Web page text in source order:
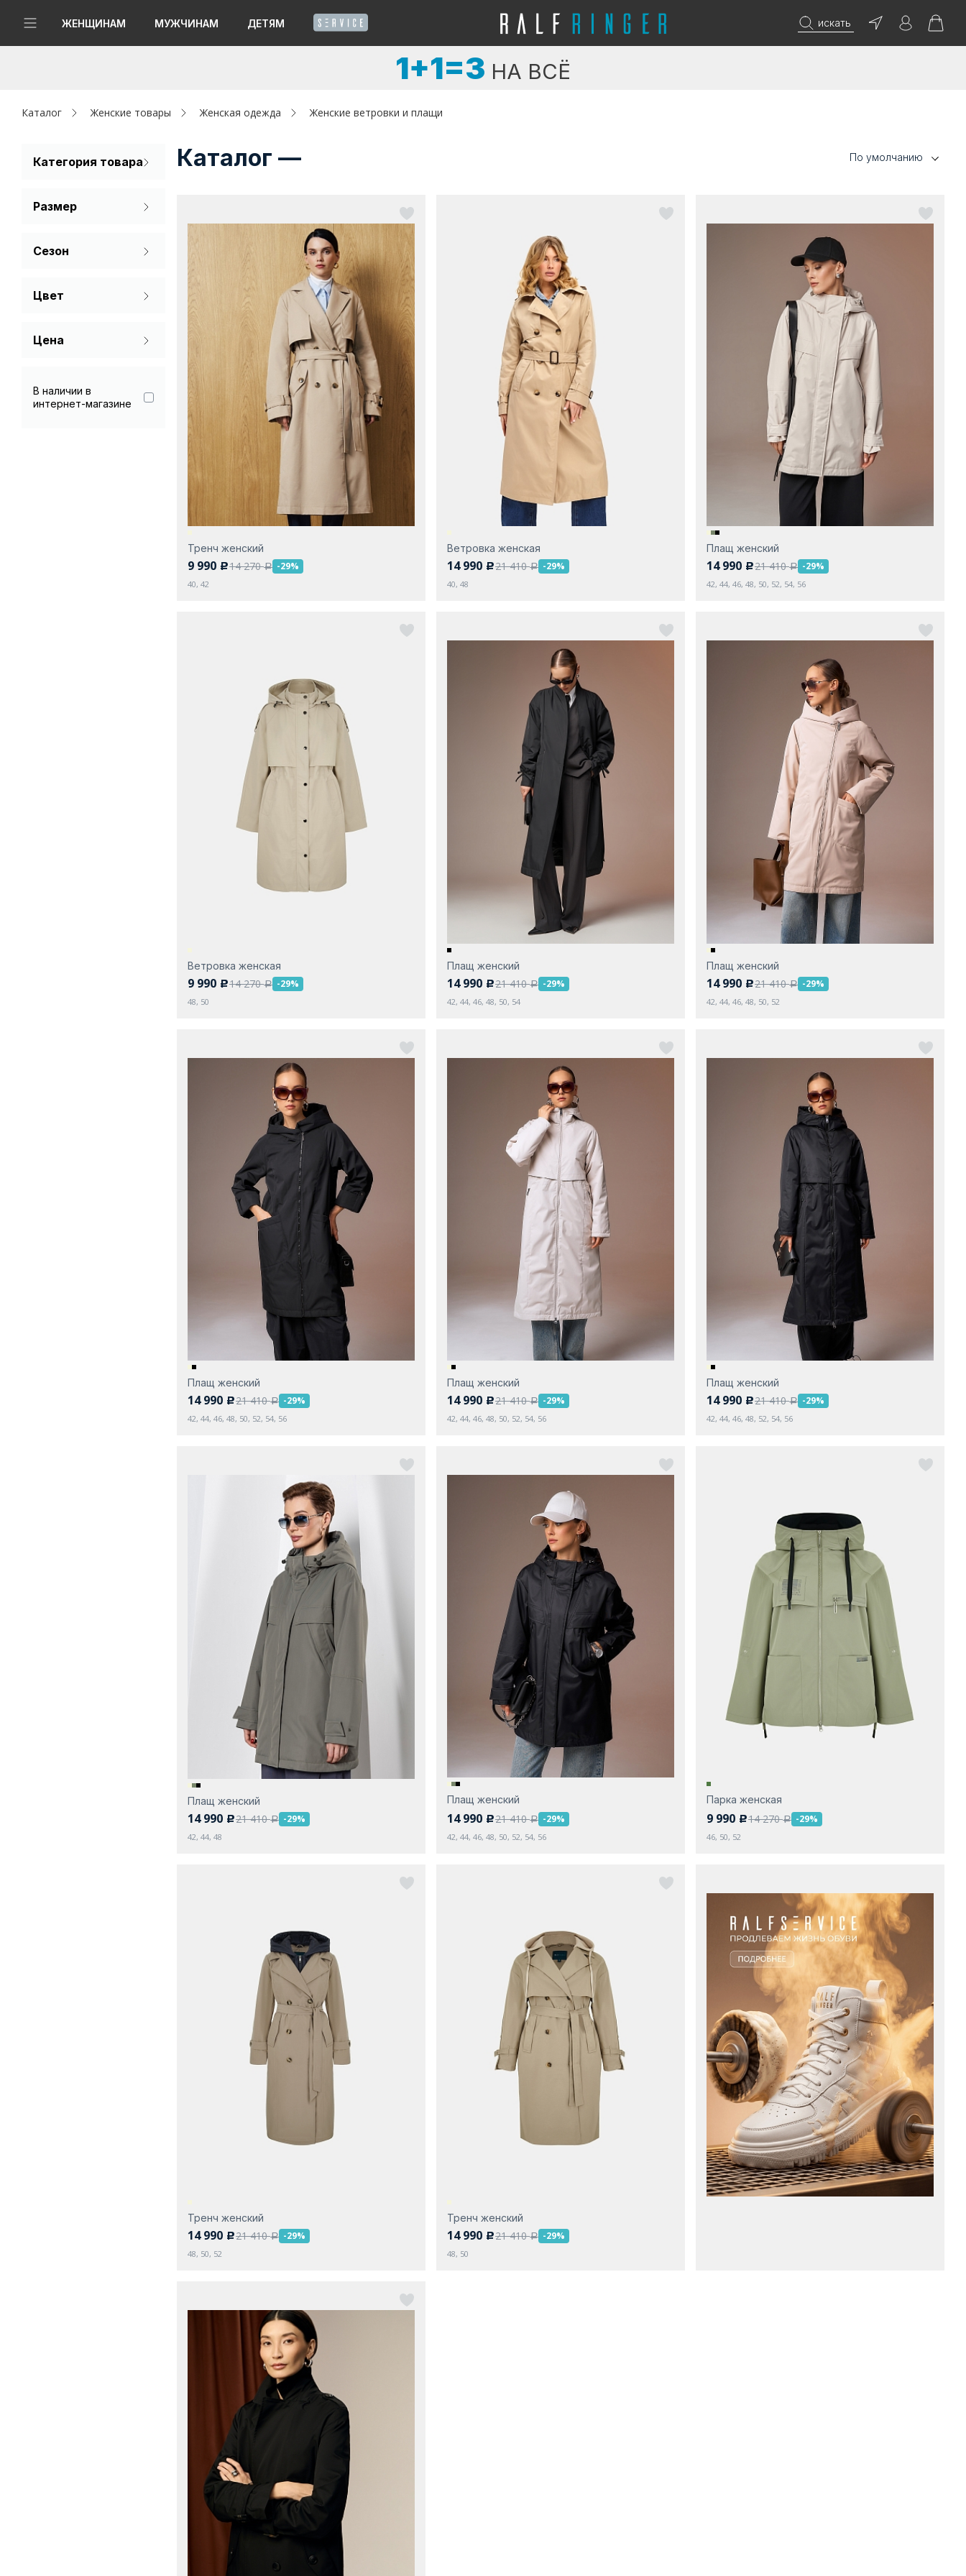
ЖЕНЩИНАМ МУЖЧИНАМ ДЕТЯМ искать
Женщинам
Капсула
Аутлет
1+1=3 НА ВСЁ
Каталог Женские товары Женская одежда Женские ветровки и плащи
Категория товара
Парка
Тренч
Размер
52
Сезон
Всесезонный
Цвет
Черный
Цена
В наличии в
интернет-магазине
Каталог — По умолчанию
Тренч женский
9 990 c14 270a -29%
40, 42
Ветровка женская
14 990 c21 410a -29%
40, 48
Плащ женский
14 990 c21 410a -29%
42, 44, 46, 48, 50, 52, 54, 56
Ветровка женская
9 990 c14 270a -29%
48, 50
Плащ женский
14 990 c21 410a -29%
42, 44, 46, 48, 50, 54
Плащ женский
14 990 c21 410a -29%
42, 44, 46, 48, 50, 52
Плащ женский
14 990 c21 410a -29%
42, 44, 46, 48, 50, 52, 54, 56
Плащ женский
14 990 c21 410a -29%
42, 44, 46, 48, 50, 52, 54, 56
Плащ женский
14 990 c21 410a -29%
42, 44, 46, 48, 52, 54, 56
Плащ женский
14 990 c21 410a -29%
42, 44, 48
Плащ женский
14 990 c21 410a -29%
42, 44, 46, 48, 50, 52, 54, 56
Парка женская
9 990 c14 270a -29%
46, 50, 52
Тренч женский
14 990 c21 410a -29%
48, 50, 52
Тренч женский
14 990 c21 410a -29%
48, 50